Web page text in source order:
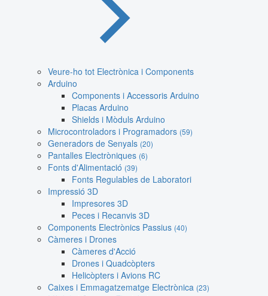
Veure-ho tot Electrònica i Components
Arduino
Components i Accessoris Arduino
Placas Arduino
Shields i Mòduls Arduino
Microcontroladors i Programadors (59)
Generadors de Senyals (20)
Pantalles Electròniques (6)
Fonts d'Alimentació (39)
Fonts Regulables de Laboratori
Impressió 3D
Impresores 3D
Peces i Recanvis 3D
Components Electrònics Passius (40)
Càmeres i Drones
Càmeres d'Acció
Drones i Quadcòpters
Helicòpters i Avions RC
Caixes i Emmagatzematge Electrònica (23)